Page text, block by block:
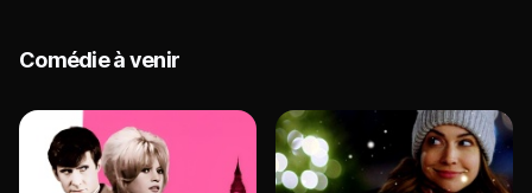
Comédie à venir